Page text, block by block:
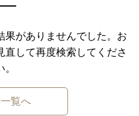
木県
野県 岐阜県
インドカレー
がありませんでした。 お
して再度検索してくださ
。
覧へ